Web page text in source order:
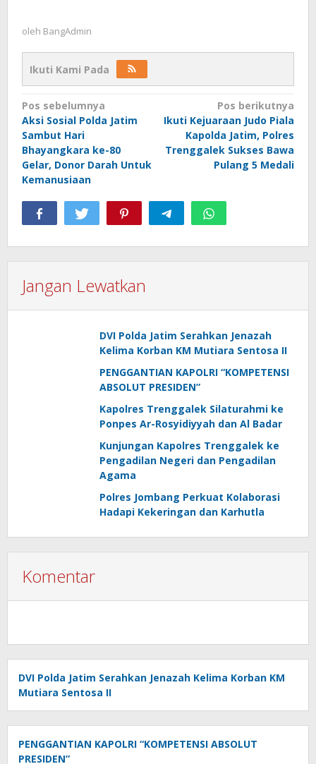
oleh BangAdmin
Ikuti Kami Pada
Navigasi
pos
Pos sebelumnya
Aksi Sosial Polda Jatim
Sambut Hari
Bhayangkara ke-80
Gelar, Donor Darah Untuk
Kemanusiaan
Pos berikutnya
Ikuti Kejuaraan Judo Piala
Kapolda Jatim, Polres
Trenggalek Sukses Bawa
Pulang 5 Medali
Jangan Lewatkan
DVI Polda Jatim Serahkan Jenazah
Kelima Korban KM Mutiara Sentosa II
PENGGANTIAN KAPOLRI “KOMPETENSI
ABSOLUT PRESIDEN”
Kapolres Trenggalek Silaturahmi ke
Ponpes Ar-Rosyidiyyah dan Al Badar
Kunjungan Kapolres Trenggalek ke
Pengadilan Negeri dan Pengadilan
Agama
Polres Jombang Perkuat Kolaborasi
Hadapi Kekeringan dan Karhutla
Komentar
DVI Polda Jatim Serahkan Jenazah Kelima Korban KM
Mutiara Sentosa II
PENGGANTIAN KAPOLRI “KOMPETENSI ABSOLUT
PRESIDEN”